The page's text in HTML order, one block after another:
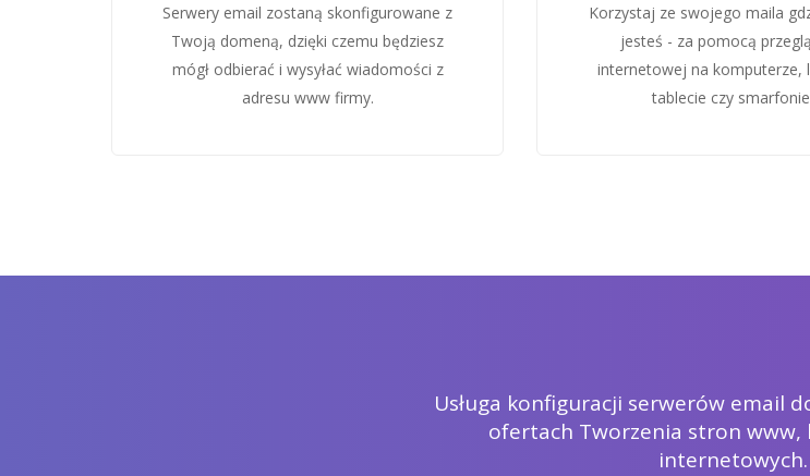
Serwery email zostaną skonfigurowane z
Twoją domeną, dzięki czemu będziesz
mógł odbierać i wysyłać wiadomości z
adresu www firmy.
Korzystaj ze swojego maila
jesteś - za pomocą
internetowej na komputerze,
tablecie czy
Usługa konfiguracji serwerów email
ofertach Tworzenia stron www,
internetowych.